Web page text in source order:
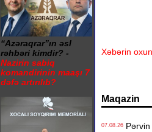
“Azəraqrar”ın əsl
rəhbəri kimdir? -
Nazirin sabiq
komandirinin maaşı 7
dəfə artırılıb?
Xəbərin
Maqazin
07.08.26Pərvin